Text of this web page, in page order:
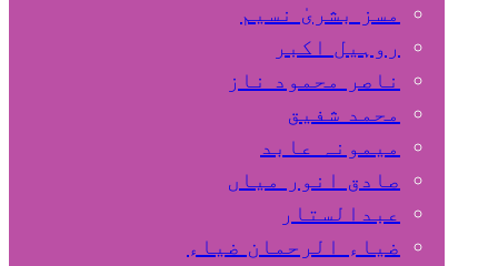
مسز بشریٰ نسیم
روہیل اکبر
ناصر محمود ناز
محمد شفیق
میمونہ عابد
صادق انور میاں
عبدالستار
ضیاء الرحمان ضیاء